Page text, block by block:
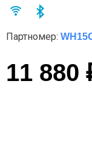
Партномер:
11 880